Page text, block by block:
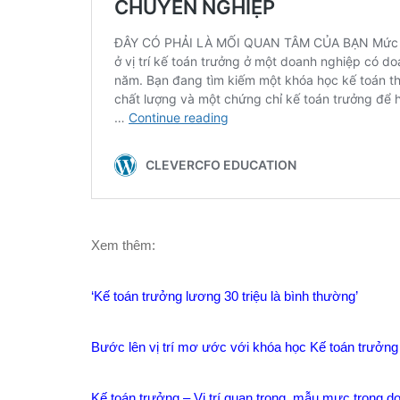
Xem thêm:
‘Kế toán trưởng lương 30 triệu là bình thường’
Bước lên vị trí mơ ước với khóa học Kế toán trưởng